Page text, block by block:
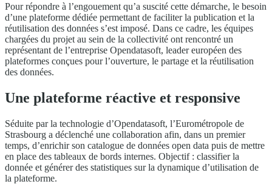
Pour répondre à l’engouement qu’a suscité cette démarche, le besoin
d’une plateforme dédiée permettant de faciliter la publication et la
réutilisation des données s’est imposé. Dans ce cadre, les équipes
chargées du projet au sein de la collectivité ont rencontré un
représentant de l’entreprise Opendatasoft, leader européen des
plateformes conçues pour l’ouverture, le partage et la réutilisation
des données.
Une plateforme réactive et responsive
Séduite par la technologie d’Opendatasoft, l’Eurométropole de
Strasbourg a déclenché une collaboration afin, dans un premier
temps, d’enrichir son catalogue de données open data puis de mettre
en place des tableaux de bords internes. Objectif : classifier la
donnée et générer des statistiques sur la dynamique d’utilisation de
la plateforme.